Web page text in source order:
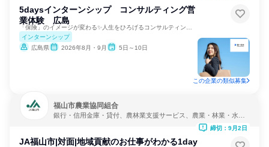
5daysインターンシップ コンサルティング営
業体験 広島
インターンシップ
広島県
2026年8月・9月 5日～10日
この企業の類似募集
福山市農業協同組合
銀行・信用金庫・貸付、農林業支援サービス、農業・林業・水産
JA福山市|対面|地域貢献のお仕事がわかる1day
締切：9月2日